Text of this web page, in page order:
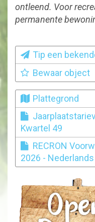
ontleend. Voor
permanente
Tip een
Bewaar object
Plattegrond
Kwartel 49
RECRON
2026 - Nederlands